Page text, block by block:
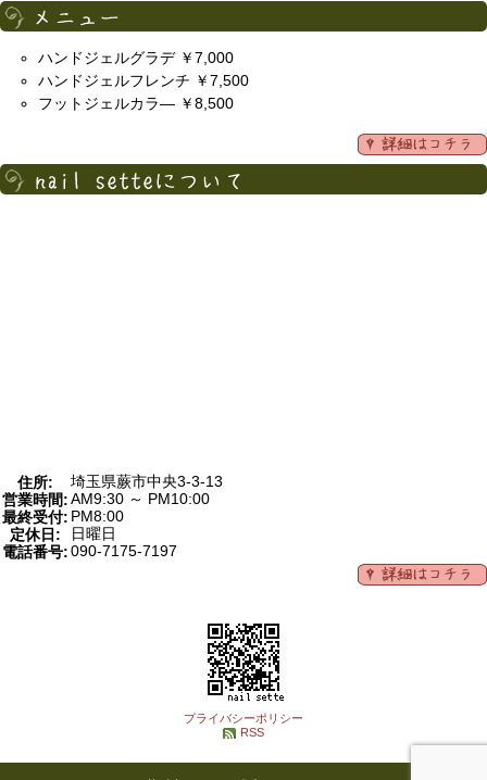
ハンドジェルグラデ ￥7,000
ハンドジェルフレンチ ￥7,500
フットジェルカラ― ￥8,500
住所:
埼玉県蕨市中央3-3-13
営業時間:AM9:30 ～ PM10:00
最終受付: PM8:00
定休日:
日曜日
電話番号:090-7175-7197
プライバシーポリシー
RSS